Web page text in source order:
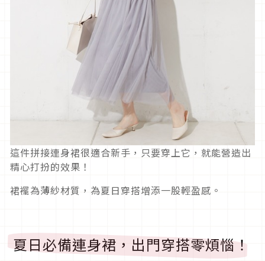
這件拼接連身裙很適合新手，只要穿上它，就能營造出
精心打扮的效果！
裙襬為薄紗材質，為夏日穿搭增添一股輕盈感。
夏日必備連身裙，出門穿搭零煩惱！